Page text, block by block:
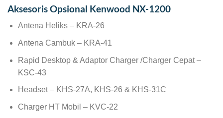
Aksesoris Opsional Kenwood NX-1200
Antena Heliks – KRA-26
Antena Cambuk – KRA-41
Rapid Desktop & Adaptor Charger /Charger Cepat –
KSC-43
Headset – KHS-27A, KHS-26 & KHS-31C
Charger HT Mobil – KVC-22